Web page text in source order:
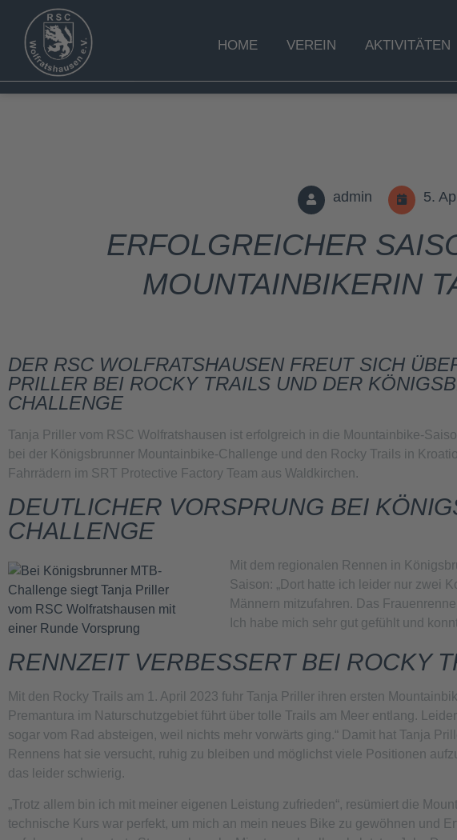
HOME VEREIN AKTIVITÄTEN
admin 5.
ERFOLGREICHER
MOUNTAINBIKERIN
DER RSC WOLFRATSHAUSEN FREUT SICH
PRILLER BEI ROCKY TRAILS UND DER
CHALLENGE
Tanja Priller vom RSC Wolfratshausen ist erfolgreich in die Mountainbike-
bei der Königsbrunner Mountainbike-Challenge und den Rocky Trails in
Fahrrädern im SRT Protective Factory Team aus Waldkirchen.
DEUTLICHER VORSPRUNG BEI
CHALLENGE
Mit dem regionalen Rennen in
Saison: „Dort hatte ich leider nur zwei
Männern mitzufahren. Das
Ich habe mich sehr gut gefühlt und
RENNZEIT VERBESSERT BEI ROCKY
Mit den Rocky Trails am 1. April 2023 fuhr Tanja Priller ihren ersten
Premantura im Naturschutzgebiet führt über tolle Trails am Meer entlang.
sogar vom Rad absteigen, weil nichts mehr vorwärts ging.“ Damit hat Tanja
Rennens hat sie versucht, ruhig zu bleiben und möglichst viele Positionen
das leider schwierig.
„Trotz allem bin ich mit meiner eigenen Leistung zufrieden“, resümiert die
technische Kurs war perfekt, um mich an mein neues Bike zu gewöhnen und